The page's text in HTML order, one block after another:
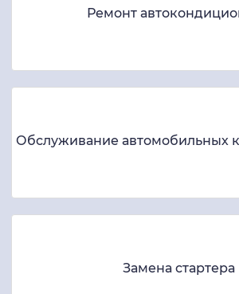
Ремонт
Обслуживание автомобильных
Замена стартера